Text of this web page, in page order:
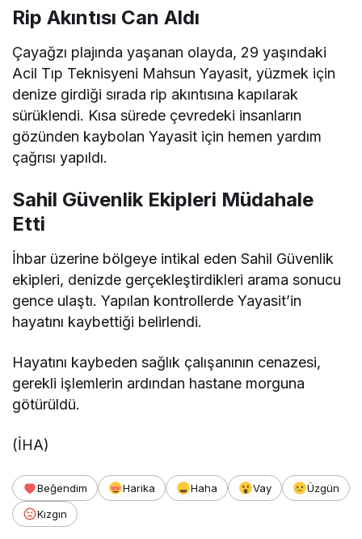
Rip Akıntısı Can Aldı
Çayağzı plajında yaşanan olayda, 29 yaşındaki
Acil Tıp Teknisyeni Mahsun Yayasit, yüzmek için
denize girdiği sırada rip akıntısına kapılarak
sürüklendi. Kısa sürede çevredeki insanların
gözünden kaybolan Yayasit için hemen yardım
çağrısı yapıldı.
Sahil Güvenlik Ekipleri Müdahale
Etti
İhbar üzerine bölgeye intikal eden Sahil Güvenlik
ekipleri, denizde gerçekleştirdikleri arama sonucu
gence ulaştı. Yapılan kontrollerde Yayasit’in
hayatını kaybettiği belirlendi.
Hayatını kaybeden sağlık çalışanının cenazesi,
gerekli işlemlerin ardından hastane morguna
götürüldü.
(İHA)
Beğendim Harika Haha Vay
Üzgün
Kızgın